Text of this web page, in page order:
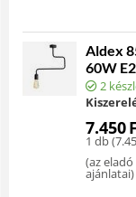
Aldex
60W
2
7.450
1 db (
(az
ajánlatai)